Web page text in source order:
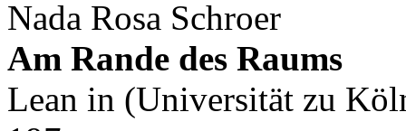
Nada Rosa Schroer
Am Rande des Raums
Lean in (Universität zu